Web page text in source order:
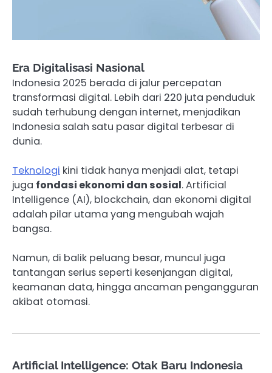
Era Digitalisasi Nasional
Indonesia 2025 berada di jalur percepatan
transformasi digital. Lebih dari 220 juta penduduk
sudah terhubung dengan internet, menjadikan
Indonesia salah satu pasar digital terbesar di
dunia.
Teknologi kini tidak hanya menjadi alat, tetapi
juga fondasi ekonomi dan sosial. Artificial
Intelligence (AI), blockchain, dan ekonomi digital
adalah pilar utama yang mengubah wajah
bangsa.
Namun, di balik peluang besar, muncul juga
tantangan serius seperti kesenjangan digital,
keamanan data, hingga ancaman pengangguran
akibat otomasi.
Artificial Intelligence: Otak Baru Indonesia